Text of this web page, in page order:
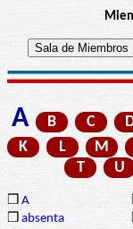
A B C
K
L M
T
U
❒ A
❒ absenta